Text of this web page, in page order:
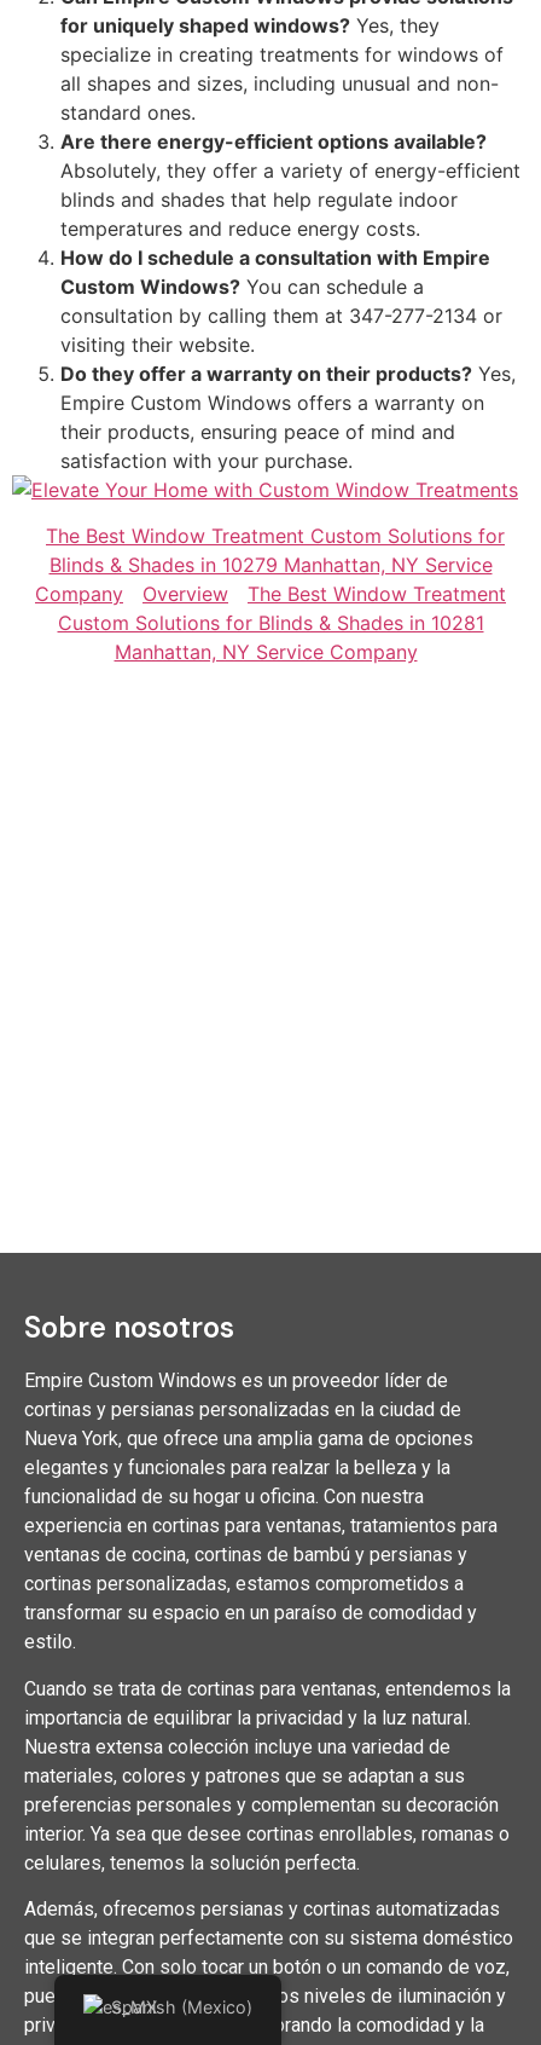
for uniquely shaped windows? Yes, they
specialize in creating treatments for windows of
all shapes and sizes, including unusual and non-
standard ones.
Are there energy-efficient options available?
Absolutely, they offer a variety of energy-efficient
blinds and shades that help regulate indoor
temperatures and reduce energy costs.
How do I schedule a consultation with Empire
Custom Windows? You can schedule a
consultation by calling them at 347-277-2134 or
visiting their website.
Do they offer a warranty on their products? Yes,
Empire Custom Windows offers a warranty on
their products, ensuring peace of mind and
satisfaction with your purchase.
The Best Window Treatment Custom Solutions for
Blinds & Shades in 10279 Manhattan, NY Service
Company
Overview
The Best Window Treatment
Custom Solutions for Blinds & Shades in 10281
Manhattan, NY Service Company
Sobre nosotros
Empire Custom Windows es un proveedor líder de
cortinas y persianas personalizadas en la ciudad de
Nueva York, que ofrece una amplia gama de opciones
elegantes y funcionales para realzar la belleza y la
funcionalidad de su hogar u oficina. Con nuestra
experiencia en cortinas para ventanas, tratamientos para
ventanas de cocina, cortinas de bambú y persianas y
cortinas personalizadas, estamos comprometidos a
transformar su espacio en un paraíso de comodidad y
estilo.
Cuando se trata de cortinas para ventanas, entendemos la
importancia de equilibrar la privacidad y la luz natural.
Nuestra extensa colección incluye una variedad de
materiales, colores y patrones que se adaptan a sus
preferencias personales y complementan su decoración
interior. Ya sea que desee cortinas enrollables, romanas o
celulares, tenemos la solución perfecta.
Además, ofrecemos persianas y cortinas automatizadas
que se integran perfectamente con su sistema doméstico
inteligente. Con solo tocar un botón o un comando de voz,
puede controlar sin esfuerzo los niveles de iluminación y
privacidad de su espacio, mejorando la comodidad y la
Spanish (Mexico)